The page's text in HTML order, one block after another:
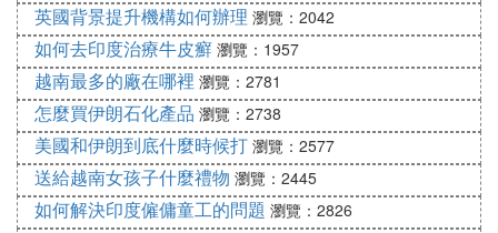
酒一罐要11元。
西紅柿4.65元一斤，胡蘿卜5元一斤，土豆7.5元一
斤，西瓜4.2元一斤，香蕉5.8元一斤，蘋果8.5元一
斤。
雞蛋1.2元一個，雞肉12元一斤，牛肉30元一斤，海
鮮種類很多，相對價格不算高，一斤魚或蝦40元起。
英國背景提升機構如何辦理 瀏覽：2042
如何去印度治療牛皮癬 瀏覽：1957
越南最多的廠在哪裡 瀏覽：2781
怎麼買伊朗石化產品 瀏覽：2738
美國和伊朗到底什麼時候打 瀏覽：2577
送給越南女孩子什麼禮物 瀏覽：2445
如何解決印度僱傭童工的問題 瀏覽：2826